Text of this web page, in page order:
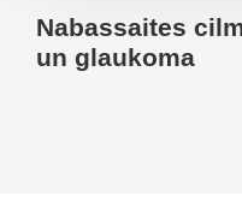
Nabassaites
un glaukoma